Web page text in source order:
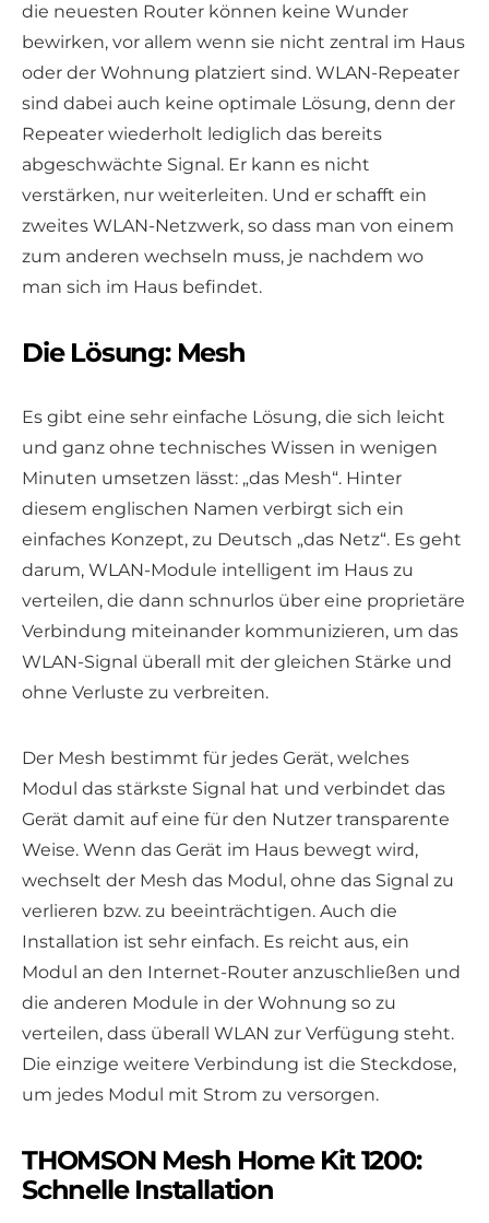
die neuesten Router können keine Wunder
bewirken, vor allem wenn sie nicht zentral im Haus
oder der Wohnung platziert sind. WLAN-Repeater
sind dabei auch keine optimale Lösung, denn der
Repeater wiederholt lediglich das bereits
abgeschwächte Signal. Er kann es nicht
verstärken, nur weiterleiten. Und er schafft ein
zweites WLAN-Netzwerk, so dass man von einem
zum anderen wechseln muss, je nachdem wo
man sich im Haus befindet.
Die Lösung: Mesh
Es gibt eine sehr einfache Lösung, die sich leicht
und ganz ohne technisches Wissen in wenigen
Minuten umsetzen lässt: „das Mesh“. Hinter
diesem englischen Namen verbirgt sich ein
einfaches Konzept, zu Deutsch „das Netz“. Es geht
darum, WLAN-Module intelligent im Haus zu
verteilen, die dann schnurlos über eine proprietäre
Verbindung miteinander kommunizieren, um das
WLAN-Signal überall mit der gleichen Stärke und
ohne Verluste zu verbreiten.
Der Mesh bestimmt für jedes Gerät, welches
Modul das stärkste Signal hat und verbindet das
Gerät damit auf eine für den Nutzer transparente
Weise. Wenn das Gerät im Haus bewegt wird,
wechselt der Mesh das Modul, ohne das Signal zu
verlieren bzw. zu beeinträchtigen. Auch die
Installation ist sehr einfach. Es reicht aus, ein
Modul an den Internet-Router anzuschließen und
die anderen Module in der Wohnung so zu
verteilen, dass überall WLAN zur Verfügung steht.
Die einzige weitere Verbindung ist die Steckdose,
um jedes Modul mit Strom zu versorgen.
THOMSON Mesh Home Kit 1200:
Schnelle Installation